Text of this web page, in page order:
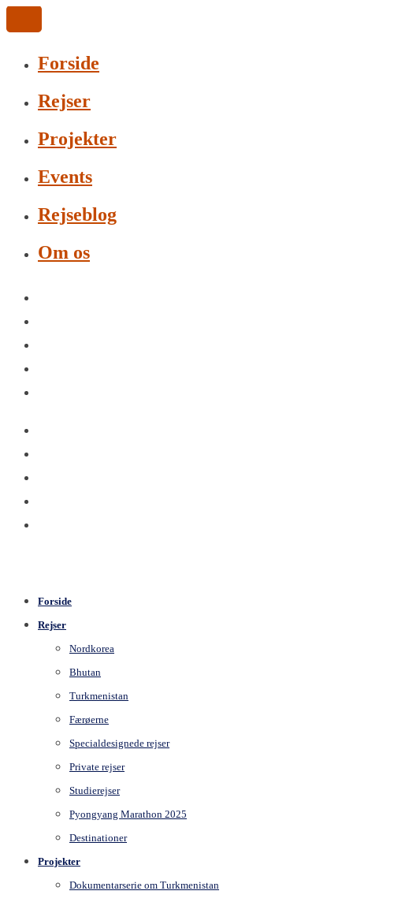
Forside
Rejser
Projekter
Events
Rejseblog
Om os
Forside
Rejser
Nordkorea
Bhutan
Turkmenistan
Færøerne
Specialdesignede rejser
Private rejser
Studierejser
Pyongyang Marathon 2025
Destinationer
Projekter
Dokumentarserie om Turkmenistan